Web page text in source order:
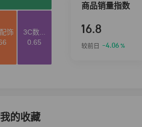
商品销量指数
16.8
较前日 -4.06 %
我的收藏